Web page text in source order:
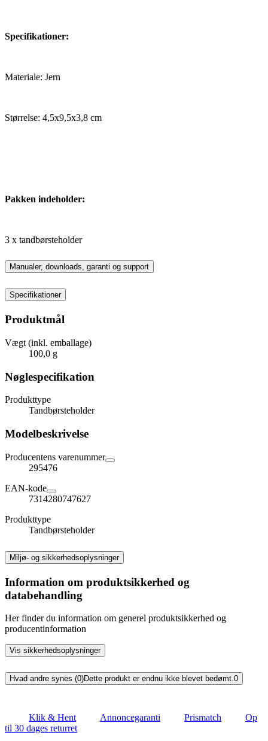
Specifikationer:
Materiale: Jern
Størrelse: 4,5x9,5x3,8 cm
Pakken indeholder:
3 x tandbørsteholder
Manualer, downloads, garanti og support
Specifikationer
Produktmål
Vægt (inkl. emballage)
100,0 g
Nøglespecifikation
Produkttype
Tandbørsteholder
Modelbeskrivelse
Producentens varenummer
295476
EAN-kode
7314280747627
Produkttype
Tandbørsteholder
Miljø- og sikkerhedsoplysninger
Information om produktsikkerhed og
databehandling
Her finder du information om generel produktsikkerhed og
producentinformation
Vis sikkerhedsoplysninger
Hvad andre synes (0)Dette produkt er endnu ikke blevet bedømt.0
Klik & Hent Annoncegaranti Prismatch
Op
til 30 dages returret